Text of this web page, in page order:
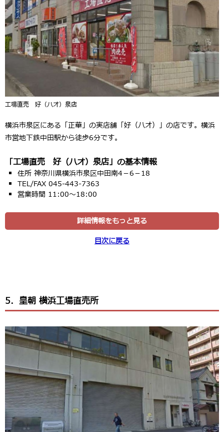
工場直売 好（ハオ）泉店
横浜市泉区にある「正華」の実店舗「好（ハオ）」の店です。横浜
市営地下鉄中田駅から徒歩6分です。
「工場直売 好（ハオ）泉店」の基本情報
住所 神奈川県横浜市泉区中田南4－6－18
TEL/FAX 045-443-7363
営業時間 11:00～18:00
詳細情報をもっと見る
目次に戻る
5．皇朝 横浜工場直売所